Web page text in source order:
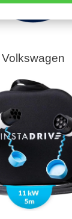
Volkswagen